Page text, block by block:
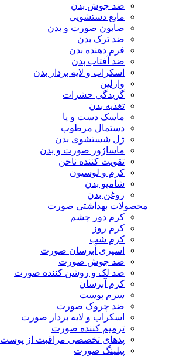
ضد جوش بدن
مایع دستشویی
صابون صورت و بدن
ضد ترک بدن
فرم دهنده بدن
ضد آفتاب بدن
اسکراب و لایه بردار بدن
وازلین
گزیدگی حشرات
تغذیه بدن
ماسک دست و پا
دستمال مرطوب
ژل شستشوی بدن
ماساژور صورت و بدن
تقویت کننده ناخن
کرم و لوسیون
شامپو بدن
روغن بدن
محصولات بهداشتی صورت
کرم دور چشم
کرم روز
کرم شب
اسپری آبرسان صورت
ضد جوش صورت
ضد لک و روشن کننده صورت
کرم آبرسان
سرم پوست
ضد چروک صورت
اسکراب و لایه بردار صورت
ترمیم کننده صورت
پدهای تخصصی مراقبت از پوست
پیلینگ صورت